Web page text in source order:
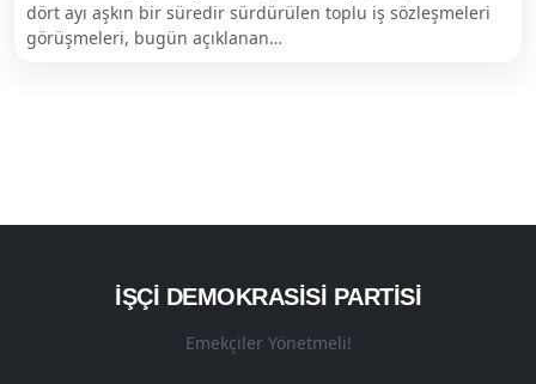
dört ayı aşkın bir süredir sürdürülen toplu iş sözleşmeleri
görüşmeleri, bugün açıklanan…
İŞÇI DEMOKRASISI PARTISI
Emekçiler Yönetmeli!